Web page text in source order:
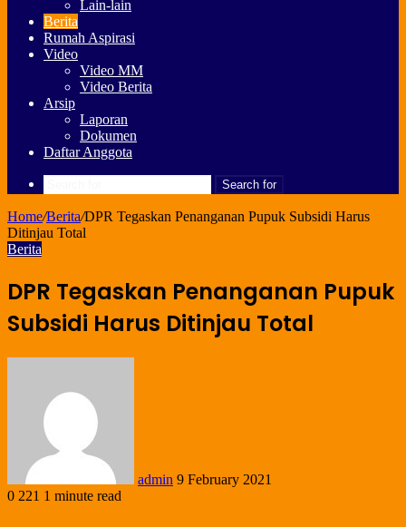
Lain-lain
Berita
Rumah Aspirasi
Video
Video MM
Video Berita
Arsip
Laporan
Dokumen
Daftar Anggota
Search for
Home/Berita/DPR Tegaskan Penanganan Pupuk Subsidi Harus
Ditinjau Total
Berita
DPR Tegaskan Penanganan Pupuk
Subsidi Harus Ditinjau Total
admin 9 February 2021
0 221 1 minute read